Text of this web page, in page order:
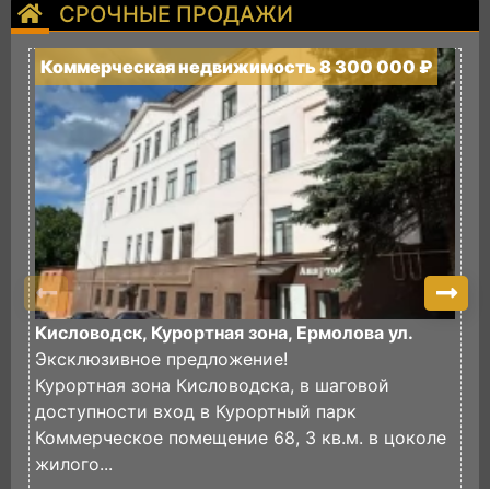
СРОЧНЫЕ ПРОДАЖИ
Коммерческая недвижимость 8 300 000 ₽
Кисловодск, Курортная зона, Ермолова ул.
Эксклюзивное предложение!
Курортная зона Кисловодска, в шаговой
доступности вход в Курортный парк
Коммерческое помещение 68, 3 кв.м. в цоколе
жилого...